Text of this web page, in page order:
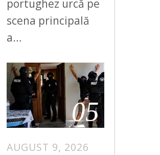
portughez urcă pe
scena principală
a…
05
AUGUST 9, 2026